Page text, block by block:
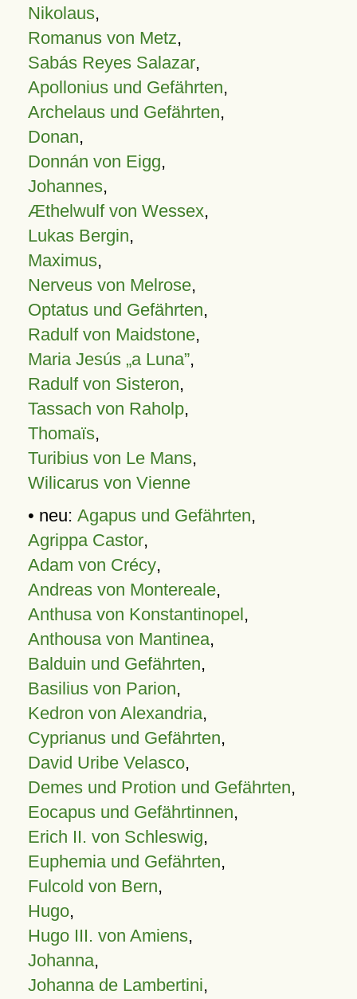
Nikolaus,
Romanus von Metz,
Sabás Reyes Salazar,
Apollonius und Gefährten,
Archelaus und Gefährten,
Donan,
Donnán von Eigg,
Johannes,
Æthelwulf von Wessex,
Lukas Bergin,
Maximus,
Nerveus von Melrose,
Optatus und Gefährten,
Radulf von Maidstone,
Maria Jesús „a Luna”,
Radulf von Sisteron,
Tassach von Raholp,
Thomaïs,
Turibius von Le Mans,
Wilicarus von Vienne
• neu: Agapus und Gefährten,
Agrippa Castor,
Adam von Crécy,
Andreas von Montereale,
Anthusa von Konstantinopel,
Anthousa von Mantinea,
Balduin und Gefährten,
Basilius von Parion,
Kedron von Alexandria,
Cyprianus und Gefährten,
David Uribe Velasco,
Demes und Protion und Gefährten,
Eocapus und Gefährtinnen,
Erich II. von Schleswig,
Euphemia und Gefährten,
Fulcold von Bern,
Hugo,
Hugo III. von Amiens,
Johanna,
Johanna de Lambertini,